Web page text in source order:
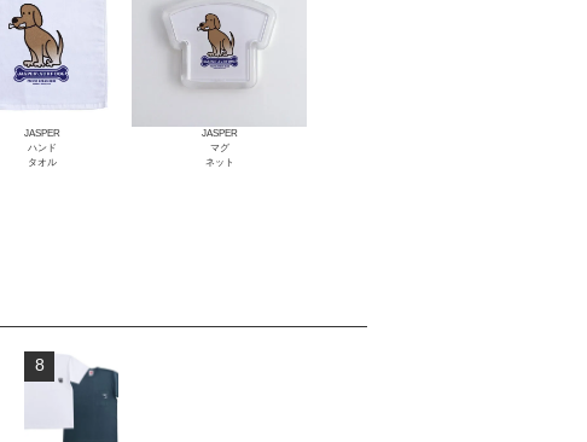
JASPER
ハンド
タオル
JASPER
マグ
ネット
8